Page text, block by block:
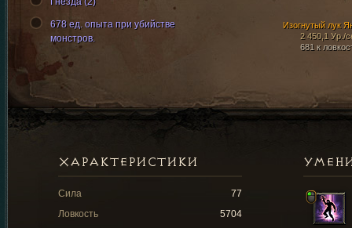
Изогнутый лук
2 450,1 Ур./
681 к
678 ед. опыта при убийстве
монстров.
ХАРАКТЕРИСТИКИ
Сила
77
Ловкость
5704